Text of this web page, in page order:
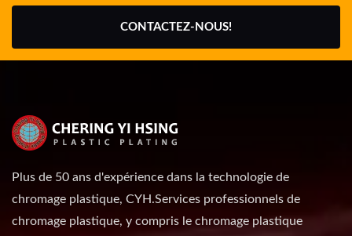
CONTACTEZ-NOUS!
Plus de 50 ans d'expérience dans la technologie de
chromage plastique, CYH.Services professionnels de
chromage plastique, y compris le chromage plastique